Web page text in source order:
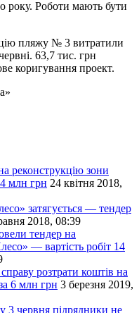
року. Роботи мають бути
пляжу № 3 витратили
63,7 тис. грн
коригування проект.
реконструкцію зони
млн грн 24 квітня 2018,
затягується — тендер
2018, 08:39
тендер на
— вартість робіт 14
розтрати коштів на
6 млн грн 3 березня 2019,
3 червня підрядники не